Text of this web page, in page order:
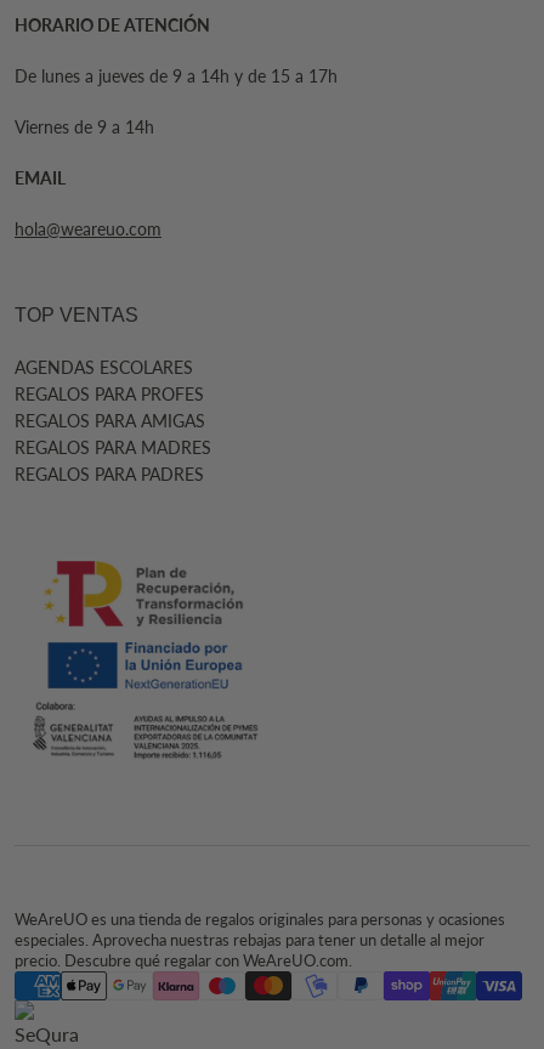
HORARIO DE ATENCIÓN
De lunes a jueves de 9 a 14h y de 15 a 17h
Viernes de 9 a 14h
EMAIL
hola@weareuo.com
TOP VENTAS
AGENDAS ESCOLARES
REGALOS PARA PROFES
REGALOS PARA AMIGAS
REGALOS PARA MADRES
REGALOS PARA PADRES
WeAreUO es una tienda de regalos originales para personas y ocasiones
especiales. Aprovecha nuestras rebajas para tener un detalle al mejor
precio. Descubre qué regalar con WeAreUO.com.